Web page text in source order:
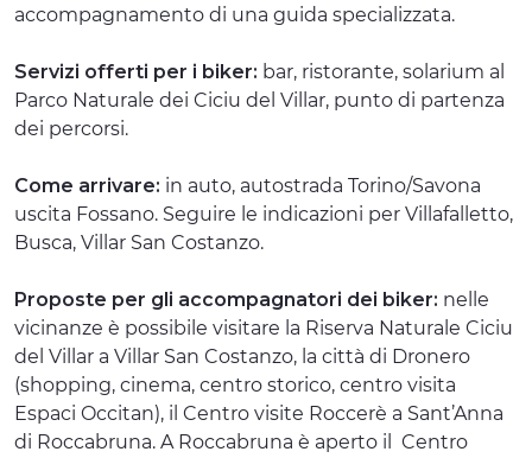
accompagnamento di una guida specializzata.
Servizi offerti per i biker: bar, ristorante, solarium al
Parco Naturale dei Ciciu del Villar, punto di partenza
dei percorsi.
Come arrivare: in auto, autostrada Torino/Savona
uscita Fossano. Seguire le indicazioni per Villafalletto,
Busca, Villar San Costanzo.
Proposte per gli accompagnatori dei biker: nelle
vicinanze è possibile visitare la Riserva Naturale Ciciu
del Villar a Villar San Costanzo, la città di Dronero
(shopping, cinema, centro storico, centro visita
Espaci Occitan), il Centro visite Roccerè a Sant’Anna
di Roccabruna. A Roccabruna è aperto il Centro